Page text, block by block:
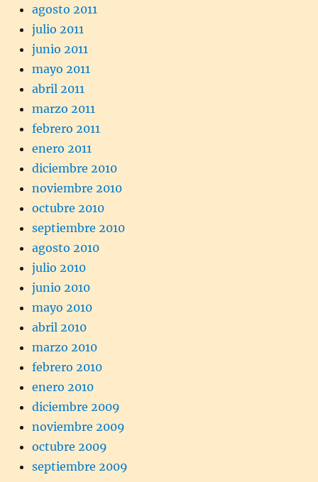
agosto 2011
julio 2011
junio 2011
mayo 2011
abril 2011
marzo 2011
febrero 2011
enero 2011
diciembre 2010
noviembre 2010
octubre 2010
septiembre 2010
agosto 2010
julio 2010
junio 2010
mayo 2010
abril 2010
marzo 2010
febrero 2010
enero 2010
diciembre 2009
noviembre 2009
octubre 2009
septiembre 2009